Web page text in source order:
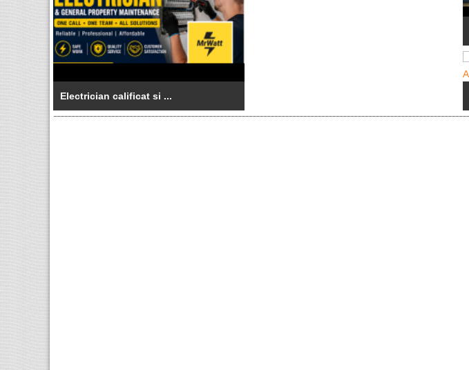
Electrician calificat si ...